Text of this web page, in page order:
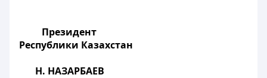
Президент
Республики Казахстан
Н. НАЗАРБАЕВ